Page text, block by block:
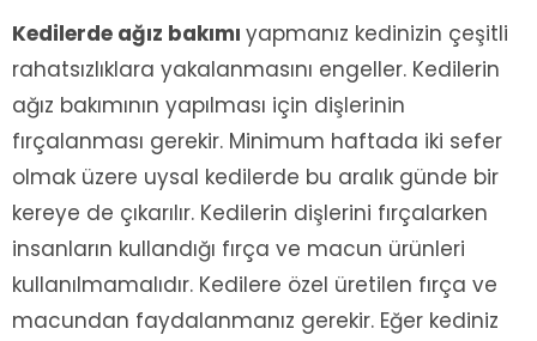
Kedilerde ağız bakımı yapmanız kedinizin çeşitli
rahatsızlıklara yakalanmasını engeller. Kedilerin
ağız bakımının yapılması için dişlerinin
fırçalanması gerekir. Minimum haftada iki sefer
olmak üzere uysal kedilerde bu aralık günde bir
kereye de çıkarılır. Kedilerin dişlerini fırçalarken
insanların kullandığı fırça ve macun ürünleri
kullanılmamalıdır. Kedilere özel üretilen fırça ve
macundan faydalanmanız gerekir. Eğer kediniz